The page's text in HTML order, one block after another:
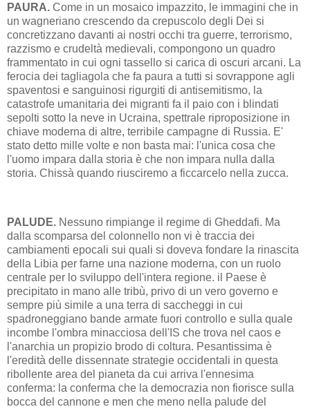
PAURA. Come in un mosaico impazzito, le immagini che in
un wagneriano crescendo da crepuscolo degli Dei si
concretizzano davanti ai nostri occhi tra guerre, terrorismo,
razzismo e crudeltà medievali, compongono un quadro
frammentato in cui ogni tassello si carica di oscuri arcani. La
ferocia dei tagliagola che fa paura a tutti si sovrappone agli
spaventosi e sanguinosi rigurgiti di antisemitismo, la
catastrofe umanitaria dei migranti fa il paio con i blindati
sepolti sotto la neve in Ucraina, spettrale riproposizione in
chiave moderna di altre, terribile campagne di Russia. E'
stato detto mille volte e non basta mai: l'unica cosa che
l'uomo impara dalla storia è che non impara nulla dalla
storia. Chissà quando riusciremo a ficcarcelo nella zucca.
PALUDE. Nessuno rimpiange il regime di Gheddafi. Ma
dalla scomparsa del colonnello non vi è traccia dei
cambiamenti epocali sui quali si doveva fondare la rinascita
della Libia per farne una nazione moderna, con un ruolo
centrale per lo sviluppo dell'intera regione. il Paese è
precipitato in mano alle tribù, privo di un vero governo e
sempre più simile a una terra di saccheggi in cui
spadroneggiano bande armate fuori controllo e sulla quale
incombe l'ombra minacciosa dell'IS che trova nel caos e
l'anarchia un propizio brodo di coltura. Pesantissima è
l'eredità delle dissennate strategie occidentali in questa
ribollente area del pianeta da cui arriva l'ennesima
conferma: la conferma che la democrazia non fiorisce sulla
bocca del cannone e men che meno nella palude del